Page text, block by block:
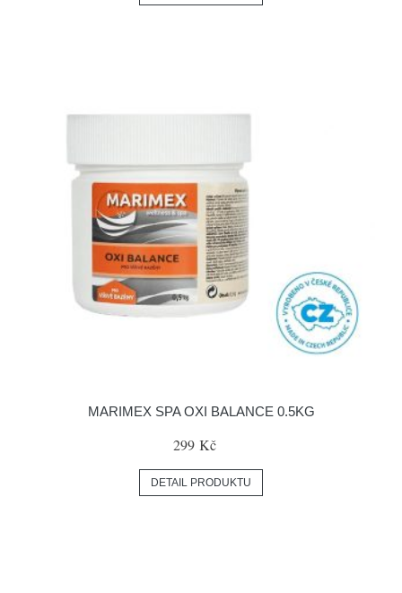
MARIMEX SPA OXI BALANCE 0.5KG
299 Kč
DETAIL PRODUKTU